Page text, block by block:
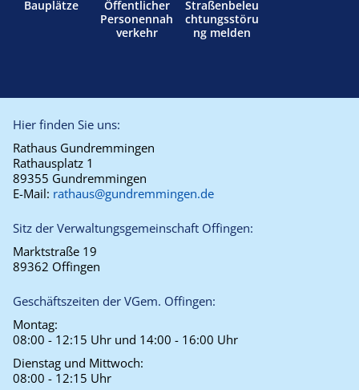
Bauplätze
Öffentlicher
Personennah
verkehr
Straßenbeleu
chtungsstöru
ng melden
Hier finden Sie uns:
Rathaus Gundremmingen
Rathausplatz 1
89355 Gundremmingen
E-Mail: rathaus@gundremmingen.de
Sitz der Verwaltungsgemeinschaft Offingen:
Marktstraße 19
89362 Offingen
Geschäftszeiten der VGem. Offingen:
Montag:
08:00 - 12:15 Uhr und 14:00 - 16:00 Uhr
Dienstag und Mittwoch:
08:00 - 12:15 Uhr